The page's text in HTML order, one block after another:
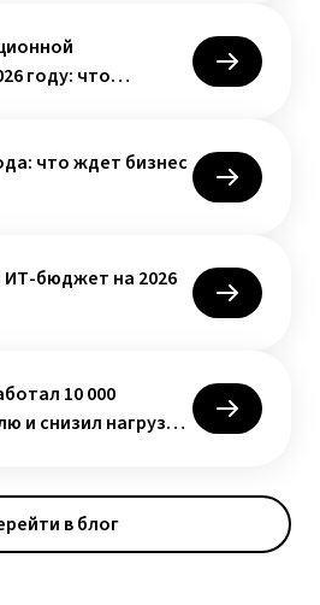
году: что
что ждет бизнес
ИТ-бюджет на 2026
10 000
и снизил нагрузку
в блог